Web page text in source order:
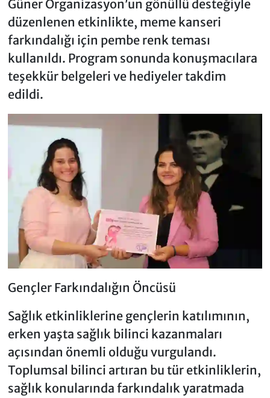
Güner Organizasyon’un gönüllü desteğiyle
düzenlenen etkinlikte, meme kanseri
farkındalığı için pembe renk teması
kullanıldı. Program sonunda konuşmacılara
teşekkür belgeleri ve hediyeler takdim
edildi.
Gençler Farkındalığın Öncüsü
Sağlık etkinliklerine gençlerin katılımının,
erken yaşta sağlık bilinci kazanmaları
açısından önemli olduğu vurgulandı.
Toplumsal bilinci artıran bu tür etkinliklerin,
sağlık konularında farkındalık yaratmada